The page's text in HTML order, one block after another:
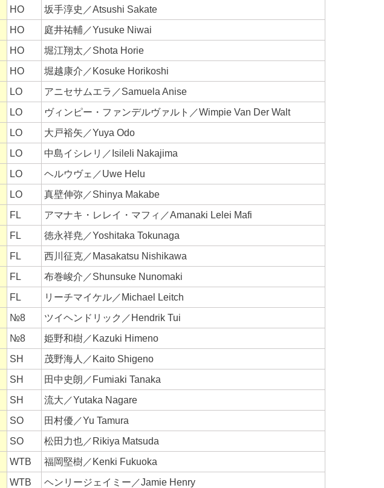
HO
坂手淳史／Atsushi Sakate
HO
庭井祐輔／Yusuke Niwai
HO
堀江翔太／Shota Horie
HO
堀越康介／Kosuke Horikoshi
LO
アニセサムエラ／Samuela Anise
LO
ヴィンピー・ファンデルヴァルト／Wimpie Van Der Walt
LO
大戸裕矢／Yuya Odo
LO
中島イシレリ／Isileli Nakajima
LO
ヘルウヴェ／Uwe Helu
LO
真壁伸弥／Shinya Makabe
FL
アマナキ・レレイ・マフィ／Amanaki Lelei Mafi
FL
徳永祥尭／Yoshitaka Tokunaga
FL
西川征克／Masakatsu Nishikawa
FL
布巻峻介／Shunsuke Nunomaki
FL
リーチマイケル／Michael Leitch
№8
ツイヘンドリック／Hendrik Tui
№8
姫野和樹／Kazuki Himeno
SH
茂野海人／Kaito Shigeno
SH
田中史朗／Fumiaki Tanaka
SH
流大／Yutaka Nagare
SO
田村優／Yu Tamura
SO
松田力也／Rikiya Matsuda
WTB
福岡堅樹／Kenki Fukuoka
WTB
ヘンリージェイミー／Jamie Henry